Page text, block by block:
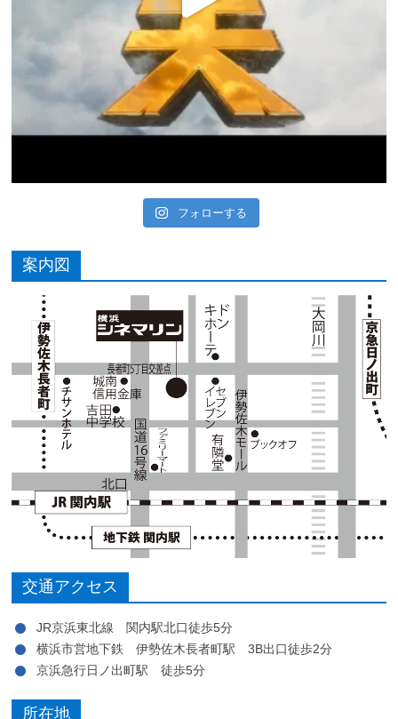
フォローする
案内図
交通アクセス
JR京浜東北線 関内駅北口徒歩5分
横浜市営地下鉄 伊勢佐木長者町駅 3B出口徒歩2分
京浜急行日ノ出町駅 徒歩5分
所在地